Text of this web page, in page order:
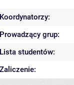
Koordynatorzy:
Prowadzący grup:
Lista studentów:
Zaliczenie: